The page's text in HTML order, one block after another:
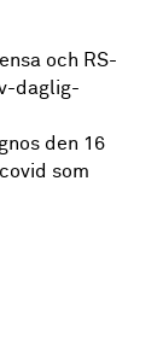
och RS-
daglig-
den 16
som